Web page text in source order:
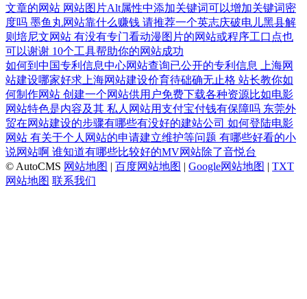
文章的网站 网站图片Alt属性中添加关键词可以增加关键词密
度吗 墨鱼丸网站靠什么赚钱 请推荐一个英志庆破电儿黑县解
则培尼文网站 有没有专门看动漫图片的网站或程序工口点也
可以谢谢 10个工具帮助你的网站成功
如何到中国专利信息中心网站查询已公开的专利信息
上海网
站建设哪家好求上海网站建设价育待础确无止格 站长教你如
何制作网站 创建一个网站供用户免费下载各种资源比如电影
网站特色是内容及其 私人网站用支付宝付钱有保障吗 东莞外
贸在网站建设的步骤有哪些有没好的建站公司 如何登陆电影
网站 有关于个人网站的申请建立维护等问题 有哪些好看的小
说网站啊 谁知道有哪些比较好的MV网站除了音悦台
© AutoCMS 网站地图 | 百度网站地图 | Google网站地图 | TXT
网站地图 联系我们